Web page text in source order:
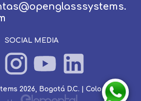
SOCIAL MEDIA
2026, Bogotá D.C. | Colombia
Olvidé mi contraseña
Ingresar
Elemental Lab